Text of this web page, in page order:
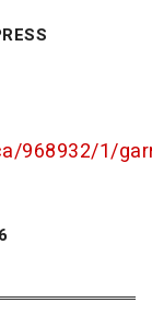
968932/1/